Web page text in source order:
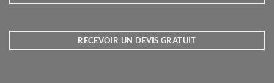
RECEVOIR UN DEVIS GRATUIT